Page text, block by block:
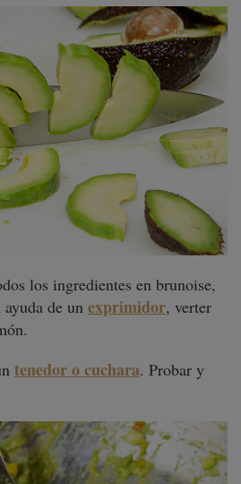
los ingredientes en brunoise,
de un exprimidor, verter
tenedor o cuchara. Probar y